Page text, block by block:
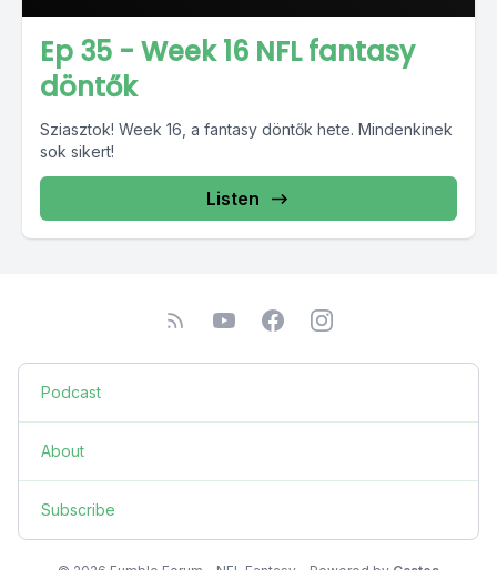
Ep 35 - Week 16 NFL fantasy
döntők
Sziasztok! Week 16, a fantasy döntők hete. Mindenkinek
sok sikert!
Listen
Podcast
About
Subscribe